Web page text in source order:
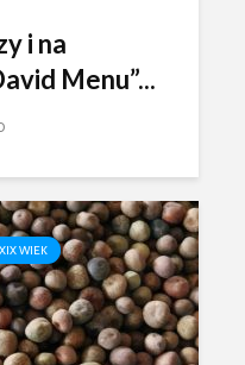
i na
Menu”...
WIEK